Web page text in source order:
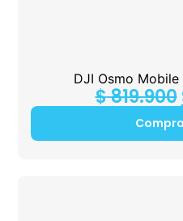
DJI Osmo Mobile
$819.900